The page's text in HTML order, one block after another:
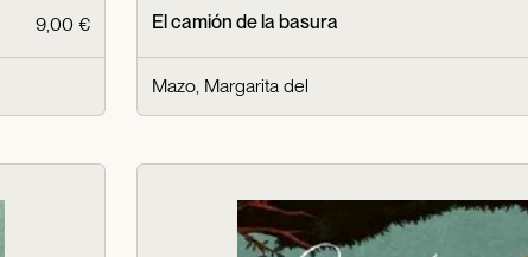
9,00 € El camión de la basura
Mazo, Margarita del